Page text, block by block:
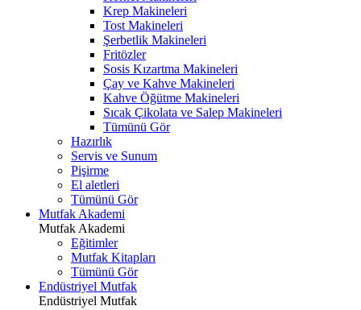
Krep Makineleri
Tost Makineleri
Şerbetlik Makineleri
Fritözler
Sosis Kızartma Makineleri
Çay ve Kahve Makineleri
Kahve Öğütme Makineleri
Sıcak Çikolata ve Salep Makineleri
Tümünü Gör
Hazırlık
Servis ve Sunum
Pişirme
El aletleri
Tümünü Gör
Mutfak Akademi
Mutfak Akademi
Eğitimler
Mutfak Kitapları
Tümünü Gör
Endüstriyel Mutfak
Endüstriyel Mutfak